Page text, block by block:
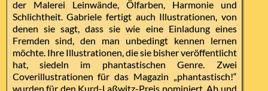
der Malerei Leinwände, Ölfarben, Harmonie und
Schlichtheit. Gabriele fertigt auch Illustrationen, von
denen sie sagt, dass sie wie eine Einladung eines
Fremden sind, den man unbedingt kennen lernen
möchte. Ihre Illustrationen, die sie bisher veröffentlicht
hat, siedeln im phantastischen Genre. Zwei
Coverillustrationen für das Magazin „phantastisch!“
wurden für den Kurd-Laßwitz-Preis nominiert. Ab und